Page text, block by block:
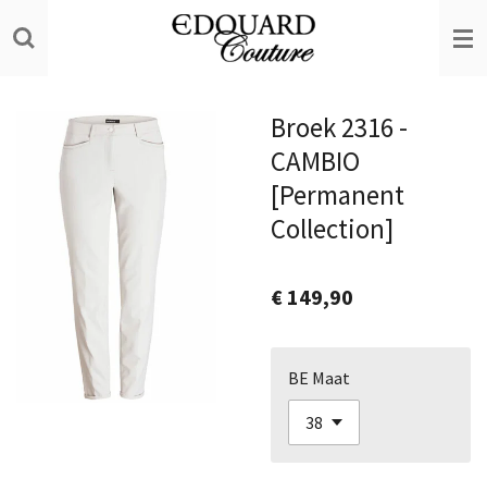
direct
hoofdinhoud
Broek 2316 -
CAMBIO
[Permanent
Collection]
€ 149,90
BE Maat